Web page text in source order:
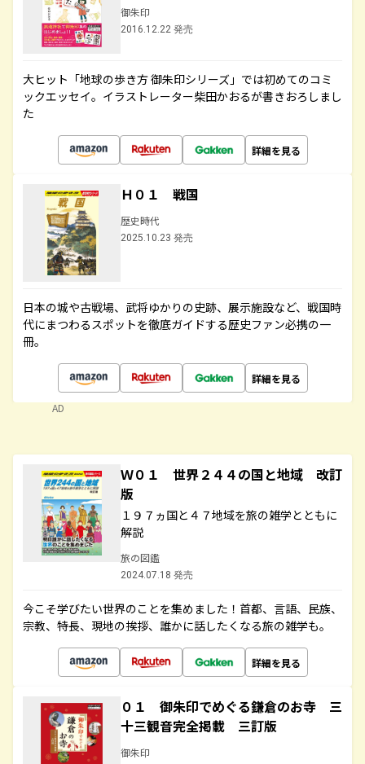
御朱印
2016.12.22 発売
大ヒット「地球の歩き方 御朱印シリーズ」では初めてのコミ
ックエッセイ。イラストレーター柴田かおるが書きおろしまし
た
詳細を見る
Ｈ０１ 戦国
歴史時代
2025.10.23 発売
日本の城や古戦場、武将ゆかりの史跡、展示施設など、戦国時
代にまつわるスポットを徹底ガイドする歴史ファン必携の一
冊。
詳細を見る
AD
Ｗ０１ 世界２４４の国と地域 改訂
版
１９７ヵ国と４７地域を旅の雑学とともに
解説
旅の図鑑
2024.07.18 発売
今こそ学びたい世界のことを集めました！首都、言語、民族、
宗教、特長、現地の挨拶、誰かに話したくなる旅の雑学も。
詳細を見る
０１ 御朱印でめぐる鎌倉のお寺 三
十三観音完全掲載 三訂版
御朱印